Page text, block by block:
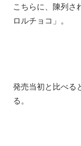
こちらに、陳列さ
ロルチョコ」。
発売当初と比べる
る。